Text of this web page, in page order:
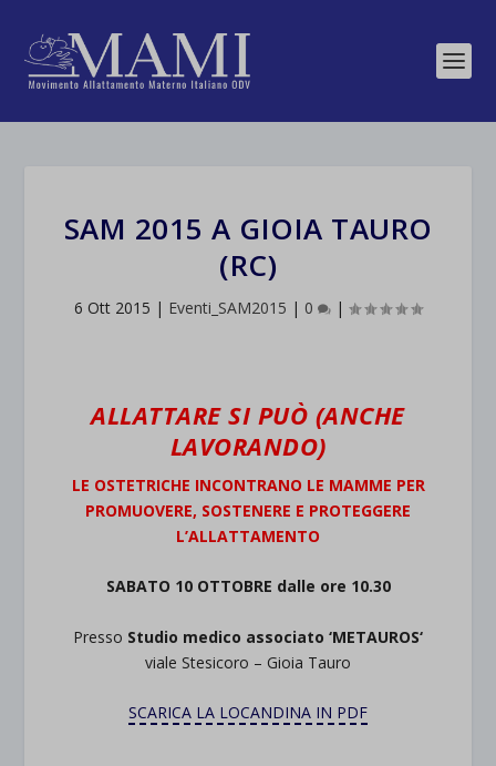
SAM 2015 A GIOIA TAURO
(RC)
6 Ott 2015 | Eventi_SAM2015 | 0 |
ALLATTARE SI PUÒ (ANCHE
LAVORANDO)
LE OSTETRICHE INCONTRANO LE MAMME PER
PROMUOVERE, SOSTENERE E PROTEGGERE
L’ALLATTAMENTO
SABATO 10 OTTOBRE dalle ore 10.30
Presso Studio medico associato ‘METAUROS‘
viale Stesicoro – Gioia Tauro
SCARICA LA LOCANDINA IN PDF